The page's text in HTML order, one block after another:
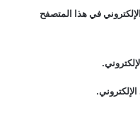
في هذا المتصفح